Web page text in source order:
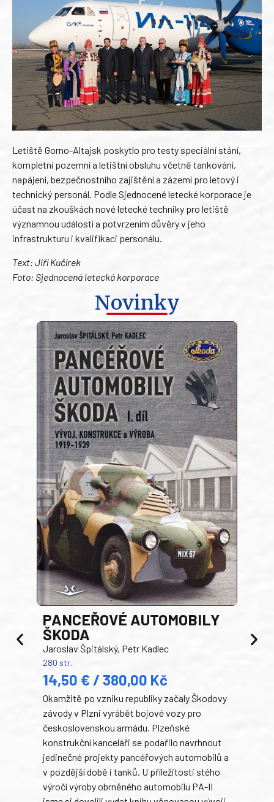
Letiště Gorno-Altajsk poskytlo pro testy speciální stání,
kompletní pozemní a letištní obsluhu včetně tankování,
napájení, bezpečnostního zajištění a zázemí pro letový i
technický personál. Podle Sjednocené letecké korporace je
účast na zkouškách nové letecké techniky pro letiště
významnou událostí a potvrzením důvěry v jeho
infrastrukturu i kvalifikaci personálu.
Text: Jiří Kučírek
Foto: Sjednocená letecká korporace
Novinky
PANCEŘOVÉ AUTOMOBILY
ŠKODA
Jaroslav Špitálský, Petr Kadlec
280 str.
14,50 € / 380,00 Kč
Okamžitě po vzniku republiky začaly Škodovy
závody v Plzni vyrábět bojové vozy pro
československou armádu. Plzeňské
konstrukční kanceláři se podařilo navrhnout
jedinečné projekty pancéřových automobilů a
v pozdější době i tanků. U příležitosti stého
výročí výroby obrněného automobilu PA-II